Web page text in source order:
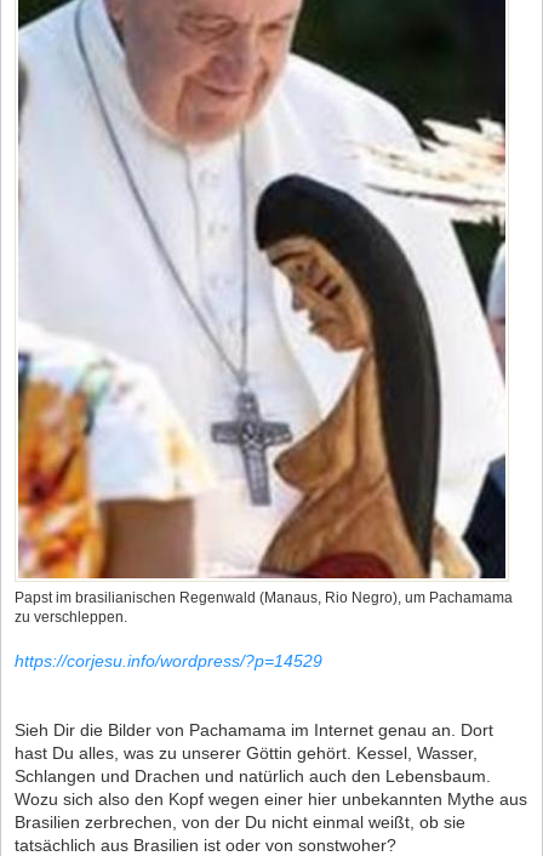
Papst im brasilianischen Regenwald (Manaus, Rio Negro), um Pachamama
zu verschleppen.
https://corjesu.info/wordpress/?p=14529
Sieh Dir die Bilder von Pachamama im Internet genau an. Dort
hast Du alles, was zu unserer Göttin gehört. Kessel, Wasser,
Schlangen und Drachen und natürlich auch den Lebensbaum.
Wozu sich also den Kopf wegen einer hier unbekannten Mythe aus
Brasilien zerbrechen, von der Du nicht einmal weißt, ob sie
tatsächlich aus Brasilien ist oder von sonstwoher?